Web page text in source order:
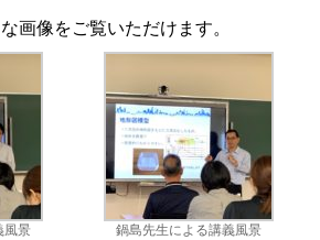
画像をご覧いただけます。
風景 鍋島先生による講義風景